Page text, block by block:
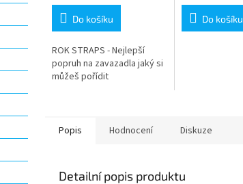
Do košíku
ROK STRAPS - Nejlepší
popruh na zavazadla jaký si
můžeš pořídit
Do košíku
Popis Hodnocení Diskuze
Detailní popis produktu